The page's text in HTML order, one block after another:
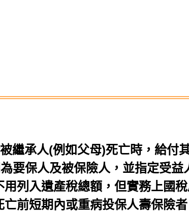
繼承人(例如父母)死亡時，給付
要保人及被保險人，並指定受
列入遺產稅總額，但實務上國
前短期內或重病投保人壽保險